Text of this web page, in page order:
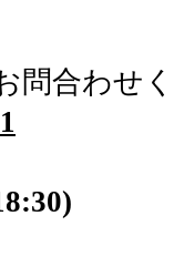
問合わせ